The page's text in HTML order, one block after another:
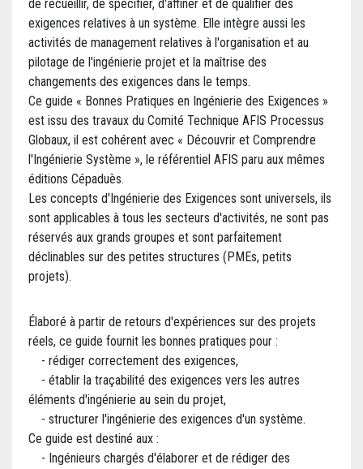
de recueillir, de spécifier, d'affiner et de qualifier des
exigences relatives à un système. Elle intègre aussi les
activités de management relatives à l'organisation et au
pilotage de l'ingénierie projet et la maîtrise des
changements des exigences dans le temps.
Ce guide « Bonnes Pratiques en Ingénierie des Exigences »
est issu des travaux du Comité Technique AFIS Processus
Globaux, il est cohérent avec « Découvrir et Comprendre
l'Ingénierie Système », le référentiel AFIS paru aux mêmes
éditions Cépaduès.
Les concepts d'Ingénierie des Exigences sont universels, ils
sont applicables à tous les secteurs d'activités, ne sont pas
réservés aux grands groupes et sont parfaitement
déclinables sur des petites structures (PMEs, petits
projets).
Élaboré à partir de retours d'expériences sur des projets
réels, ce guide fournit les bonnes pratiques pour :
- rédiger correctement des exigences,
- établir la traçabilité des exigences vers les autres
éléments d'ingénierie au sein du projet,
- structurer l'ingénierie des exigences d'un système.
Ce guide est destiné aux :
- Ingénieurs chargés d'élaborer et de rédiger des